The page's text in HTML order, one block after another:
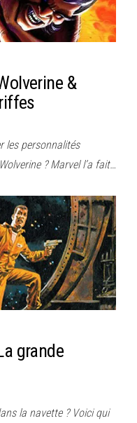
&
les personnalités
? Marvel l’a fait…
grande
la navette ? Voici qui